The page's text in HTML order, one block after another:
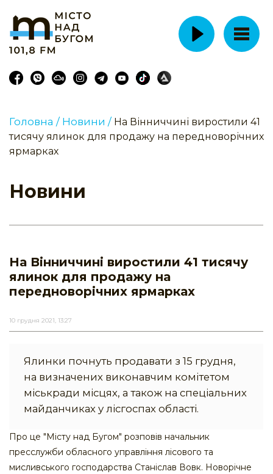
Головна / Новини / На Вінниччині виростили 41
тисячу ялинок для продажу на передноворічних
ярмарках
Новини
На Вінниччині виростили 41 тисячу
ялинок для продажу на
передноворічних ярмарках
10 грудня 2021, 13:27
Ялинки почнуть продавати з 15 грудня,
на визначених виконавчим комітетом
міськради місцях, а також на спеціальних
майданчиках у лісгоспах області.
Про це "Місту над Бугом" розповів начальник
пресслужби обласного управління лісового та
мисливського господарства Станіслав Вовк. Новорічне